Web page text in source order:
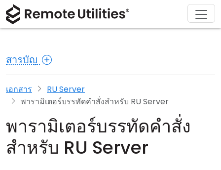
สารบัญ
เอกสาร
RU Server
พารามิเตอร์บรรทัดคำสั่งสำหรับ RU Server
พารามิเตอร์บรรทัดคำสั่ง
สำหรับ RU Server
ผลิตภัณฑ์
ความปลอดภัย
ภาพหน้าจอ
โหมดการเชื่อมต่อ
โซลูชัน
การผลิตและการค้าปลีก
การดูแลสุขภาพ
เทคโนโลยีสารสนเทศ
ดาวน์โหลด
macOS
Linux
ซื้อ
ผู้ช่วยใบอนุญาต
อัปเกรดใบอนุญาตของคุณ
สนับสนุน
เอกสารประกอบ
ฐานความรู้
เกี่ยวกับ
ห้องข่าว
เขียนรีวิว